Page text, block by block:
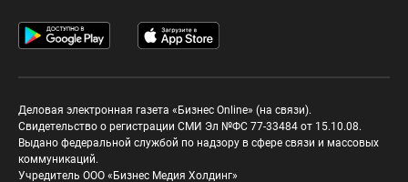
Деловая электронная газета «Бизнес Online» (на связи).
Свидетельство о регистрации СМИ Эл №ФС 77-33484 от 15.10.08.
Выдано федеральной службой по надзору в сфере связи и массовых
коммуникаций.
Учредитель ООО «Бизнес Медия Холдинг»